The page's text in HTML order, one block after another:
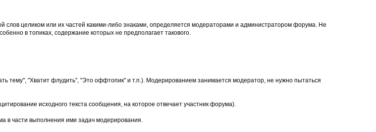
целиком или их частей какими-либо знаками, определяется модераторами и администратором форума. Не
в топиках, содержание которых не предполагает такового.
тему", "Хватит флудить", "Это оффтопик" и т.п.). Модерированием занимается модератор, не нужно пытаться
исходного текста сообщения, на которое отвечает участник форума).
в части выполнения ими задач модерирования.